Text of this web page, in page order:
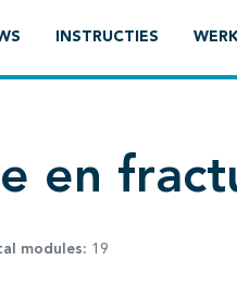
INSTRUCTIES
en
modules: 19